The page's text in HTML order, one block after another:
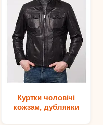
Куртки чоловічі
кожзам, дублянки